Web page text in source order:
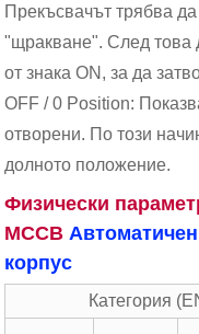
Прекъсвачът трябва
"щракване". След това
от знака ON, за да
OFF / 0 Position:
отворени. По този
долното положение.
Физически
MCCB
корпус
Категория